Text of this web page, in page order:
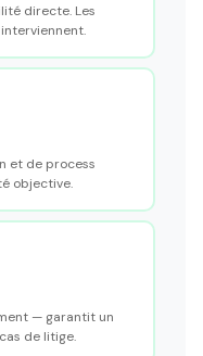
directe. Les
et de process
objective.
— garantit un
de litige.